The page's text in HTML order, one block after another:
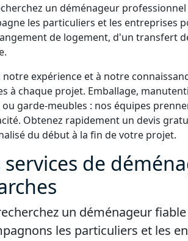
un déménageur professionnel
les particuliers et les entreprises
de logement, d'un transfert
notre expérience et à notre
à chaque projet. Emballage,
garde-meubles : nos équipes
Obtenez rapidement un devis
du début à la fin de votre projet.
services de
un déménageur
les particuliers et les